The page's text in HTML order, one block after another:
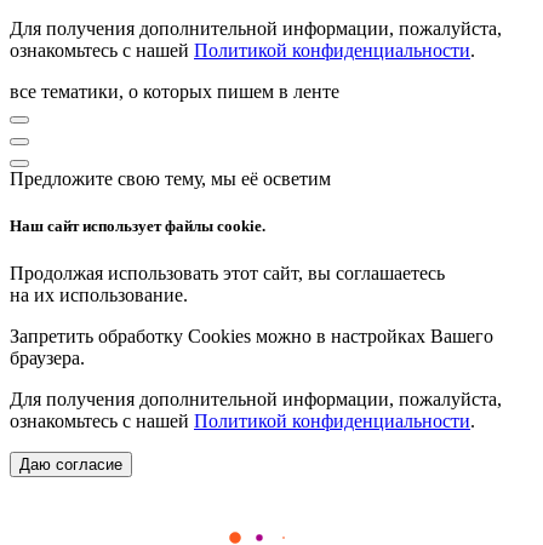
Для получения дополнительной информации, пожалуйста,
ознакомьтесь с нашей Политикой конфиденциальности.
все тематики, о которых пишем в ленте
Предложите свою тему, мы её осветим
Наш сайт использует файлы cookie.
Продолжая использовать этот сайт, вы соглашаетесь
на их использование.
Запретить обработку Cookies можно в настройках Вашего
браузера.
Для получения дополнительной информации, пожалуйста,
ознакомьтесь с нашей Политикой конфиденциальности.
Даю согласие